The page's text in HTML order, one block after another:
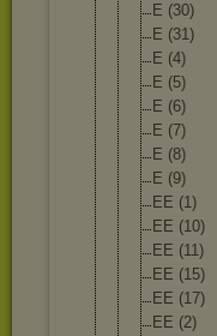
E (30)
E (31)
E (4)
E (5)
E (6)
E (7)
E (8)
E (9)
EE (1)
EE (10)
EE (11)
EE (15)
EE (17)
EE (2)